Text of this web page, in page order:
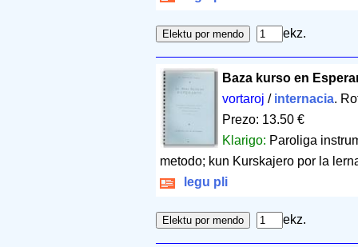
ekz.
Baza kurso en
vortaroj / internacia.
Prezo: 13.50 €
Klarigo: Paroliga
metodo; kun Kurskajero por la
legu pli
ekz.